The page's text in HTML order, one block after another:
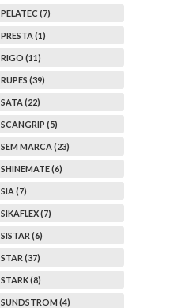
PELATEC (7)
PRESTA (1)
RIGO (11)
RUPES (39)
SATA (22)
SCANGRIP (5)
SEM MARCA (23)
SHINEMATE (6)
SIA (7)
SIKAFLEX (7)
SISTAR (6)
STAR (37)
STARK (8)
SUNDSTROM (4)